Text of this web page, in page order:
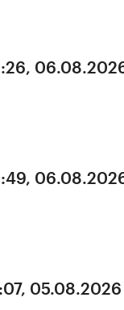
05.08.2026